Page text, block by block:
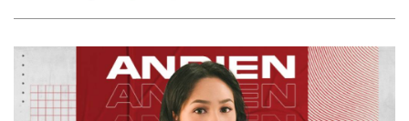
INSPIRING COMMUNITIES
EVENTS